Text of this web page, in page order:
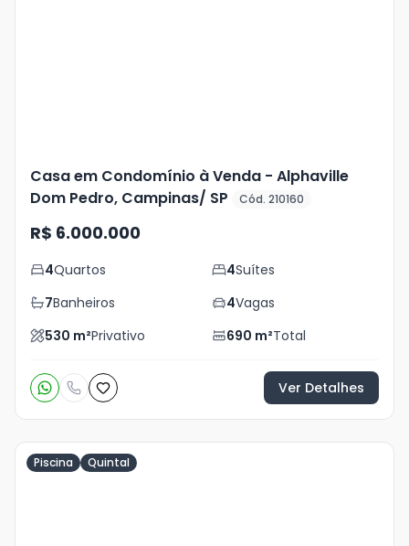
Casa em Condomínio à Venda - Alphaville
Dom Pedro, Campinas/ SP
Cód. 210160
R$ 6.000.000
4Quartos 4Suítes
7Banheiros 4Vagas
530 m²Privativo 690 m²Total
Ver Detalhes
Piscina Quintal